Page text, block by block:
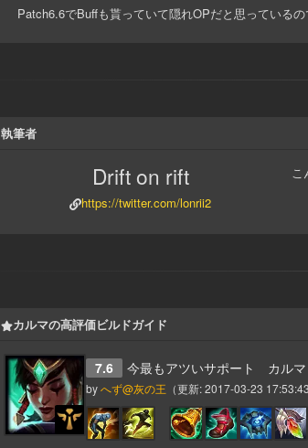
Patch6.6でBuffも貰っていて隠れOPだと思っている
執筆者
Drift on rift
https://twitter.com/lonrii2
カルマの高評価ビルドガイド
7.6 今最もアツいサポート カルマ
byへず@灰の王 （更新:2017-03-23 17:53:43